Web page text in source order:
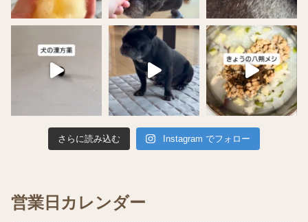
さらに読み込む Instagram でフォロー
営業日カレンダー